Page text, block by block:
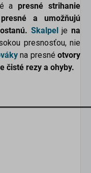
a presné strihanie
a umožňujú
Skalpelje na
presnosťou, nie
na presnéotvory
čisté rezy a ohyby.